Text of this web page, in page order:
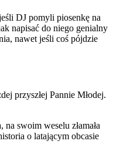
DJ pomyli piosenkę na
napisać do niego genialny
nawet jeśli coś pójdzie
przyszłej Pannie Młodej.
swoim weselu złamała
o latającym obcasie